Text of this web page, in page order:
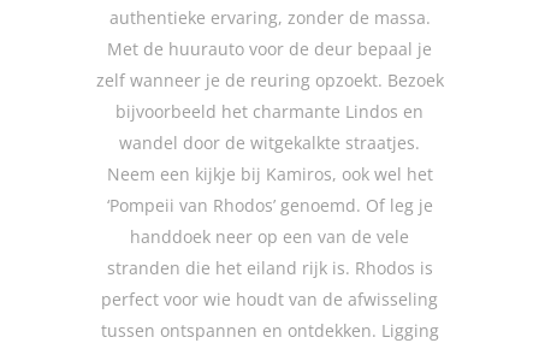
authentieke ervaring, zonder de massa.
Met de huurauto voor de deur bepaal je
zelf wanneer je de reuring opzoekt. Bezoek
bijvoorbeeld het charmante Lindos en
wandel door de witgekalkte straatjes.
Neem een kijkje bij Kamiros, ook wel het
‘Pompeii van Rhodos’ genoemd. Of leg je
handdoek neer op een van de vele
stranden die het eiland rijk is. Rhodos is
perfect voor wie houdt van de afwisseling
tussen ontspannen en ontdekken. Ligging